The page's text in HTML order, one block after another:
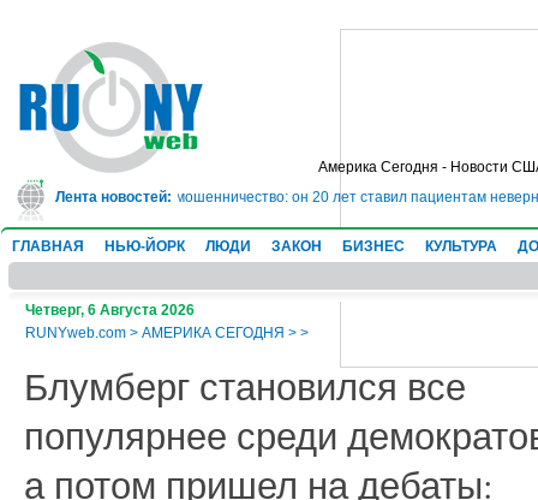
Америка Сегодня - Новости
Лента новостей:
на 10 лет за мошенничество: он 20 лет ставил пациентам неверные
ГЛАВНАЯ НЬЮ-ЙОРК ЛЮДИ ЗАКОН БИЗНЕС КУЛЬТУРА
Четверг, 6 Августа 2026
RUNYweb.com > АМЕРИКА СЕГОДНЯ > >
Блумберг становился все
популярнее среди
а потом пришел на дебаты: